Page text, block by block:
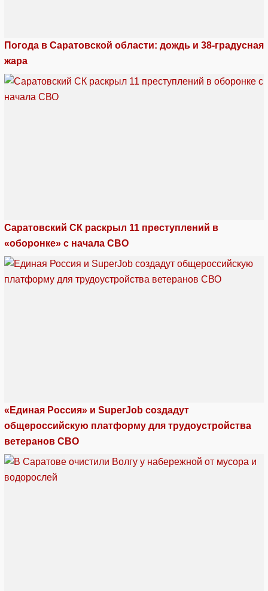
Погода в Саратовской области: дождь и 38-градусная
жара
Саратовский СК раскрыл 11 преступлений в
«оборонке» с начала СВО
«Единая Россия» и SuperJob создадут
общероссийскую платформу для трудоустройства
ветеранов СВО